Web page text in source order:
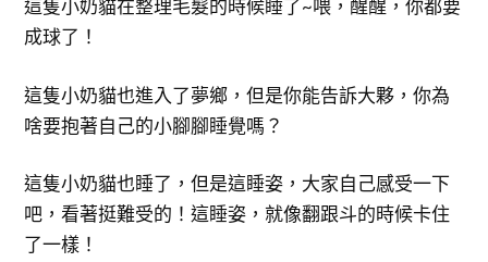
這隻小奶貓在整理毛髮的時候睡了~喂，醒醒，你都要
成球了！
這隻小奶貓也進入了夢鄉，但是你能告訴大夥，你為
啥要抱著自己的小腳腳睡覺嗎？
這隻小奶貓也睡了，但是這睡姿，大家自己感受一下
吧，看著挺難受的！這睡姿，就像翻跟斗的時候卡住
了一樣！